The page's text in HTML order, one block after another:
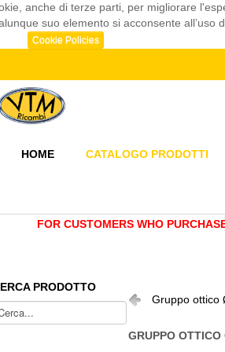
anche di terze parti, per migliorare
suo elemento si acconsente all’uso
Cookie Policies
HOME CATALOGO PRODOTTI
FOR CUSTOMERS WHO
Gruppo ottico
GRUPPO
PRODOTTO